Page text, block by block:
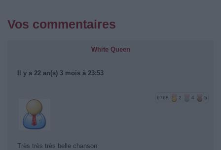
Vos commentaires
White Queen
Il y a 22 an(s) 3 mois à 23:53
6768 2 4 5
Très très très belle chanson